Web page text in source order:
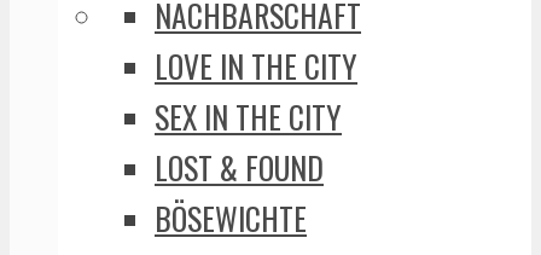
NACHBARSCHAFT
LOVE IN THE CITY
SEX IN THE CITY
LOST & FOUND
BÖSEWICHTE